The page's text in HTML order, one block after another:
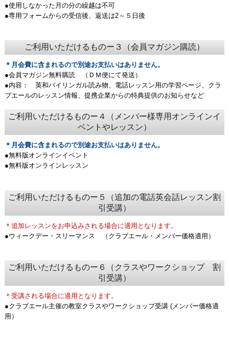
●使用しなかった月の分の繰越は不可
●専用フォームからの受信後、返送は2～５日後
ご利用いただけるものー３（会員マガジン購読）
＊月会費に含まれるので別途お支払いはありません。
●会員マガジン無料購読 （ＤＭ便にて発送）
●内容： 英和バイリンガル読み物、電話レッスン用の学習ページ、クラ
ブエールのレッスン情報、提携企業からの特典提供のお知らせなど
ご利用いただけるものー４（メンバー様専用オンラインイ
ベントやレッスン）
＊月会費に含まれるので別途お支払いはありません。
●無料版オンラインイベント
●無料版オンラインレッスン
ご利用いただけるものー５（追加の電話英会話レッスン割
引受講）
＊追加レッスンをお申込みされる場合に適用となります。
●ウィークデー・スリーマンス （クラブエール・メンバー価格適用）
ご利用いただけるものー６（クラスやワークショップ 割
引受講）
＊受講される場合に適用となります。
●クラブエール主催の教室クラスやワークショップ受講 (メンバー価格適
用）